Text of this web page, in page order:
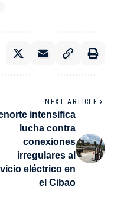
NEXT ARTICLE
intensifica
lucha contra
conexiones
irregulares al
eléctrico en
el Cibao